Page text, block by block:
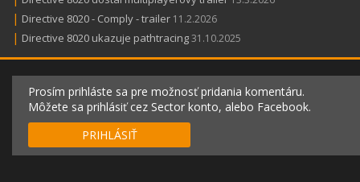
| Directive 8020 - Comply - trailer 11.2.2026
| Directive 8020 ukazuje pathtracing31.10.2025
Prosím prihláste sa pre možnosť pridania komentáru.
Môžete sa prihlásiť cez Sector konto, alebo Facebook.
PRIHLÁSIŤ